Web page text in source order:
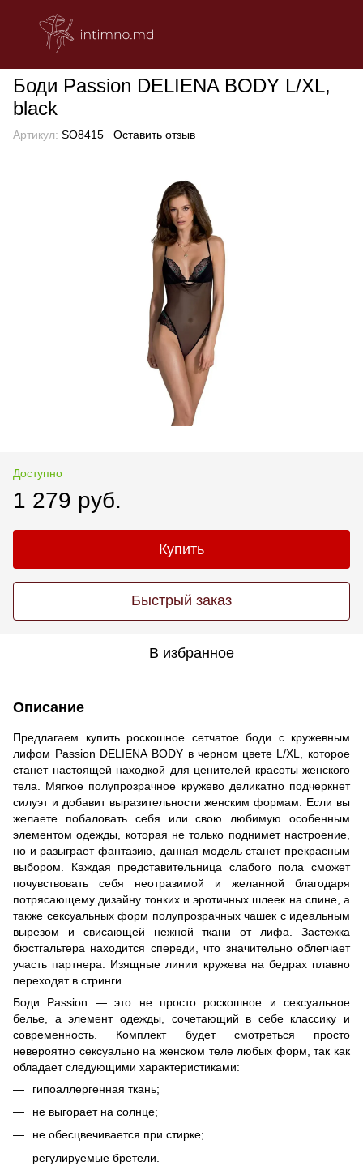
Боди Passion DELIENA BODY L/XL,
black
Артикул: SO8415 Оставить отзыв
Доступно
1 279 руб.
Купить
Быстрый заказ
В избранное
Описание
Предлагаем купить роскошное сетчатое боди с кружевным
лифом Passion DELIENA BODY в черном цвете L/XL, которое
станет настоящей находкой для ценителей красоты женского
тела. Мягкое полупрозрачное кружево деликатно подчеркнет
силуэт и добавит выразительности женским формам. Если вы
желаете побаловать себя или свою любимую особенным
элементом одежды, которая не только поднимет настроение,
но и разыграет фантазию, данная модель станет прекрасным
выбором. Каждая представительница слабого пола сможет
почувствовать себя неотразимой и желанной благодаря
потрясающему дизайну тонких и эротичных шлеек на спине, а
также сексуальных форм полупрозрачных чашек с идеальным
вырезом и свисающей нежной ткани от лифа. Застежка
бюстгальтера находится спереди, что значительно облегчает
участь партнера. Изящные линии кружева на бедрах плавно
переходят в стринги.
Боди Passion — это не просто роскошное и сексуальное
белье, а элемент одежды, сочетающий в себе классику и
современность. Комплект будет смотреться просто
невероятно сексуально на женском теле любых форм, так как
обладает следующими характеристиками:
гипоаллергенная ткань;
не выгорает на солнце;
не обесцвечивается при стирке;
регулируемые бретели.